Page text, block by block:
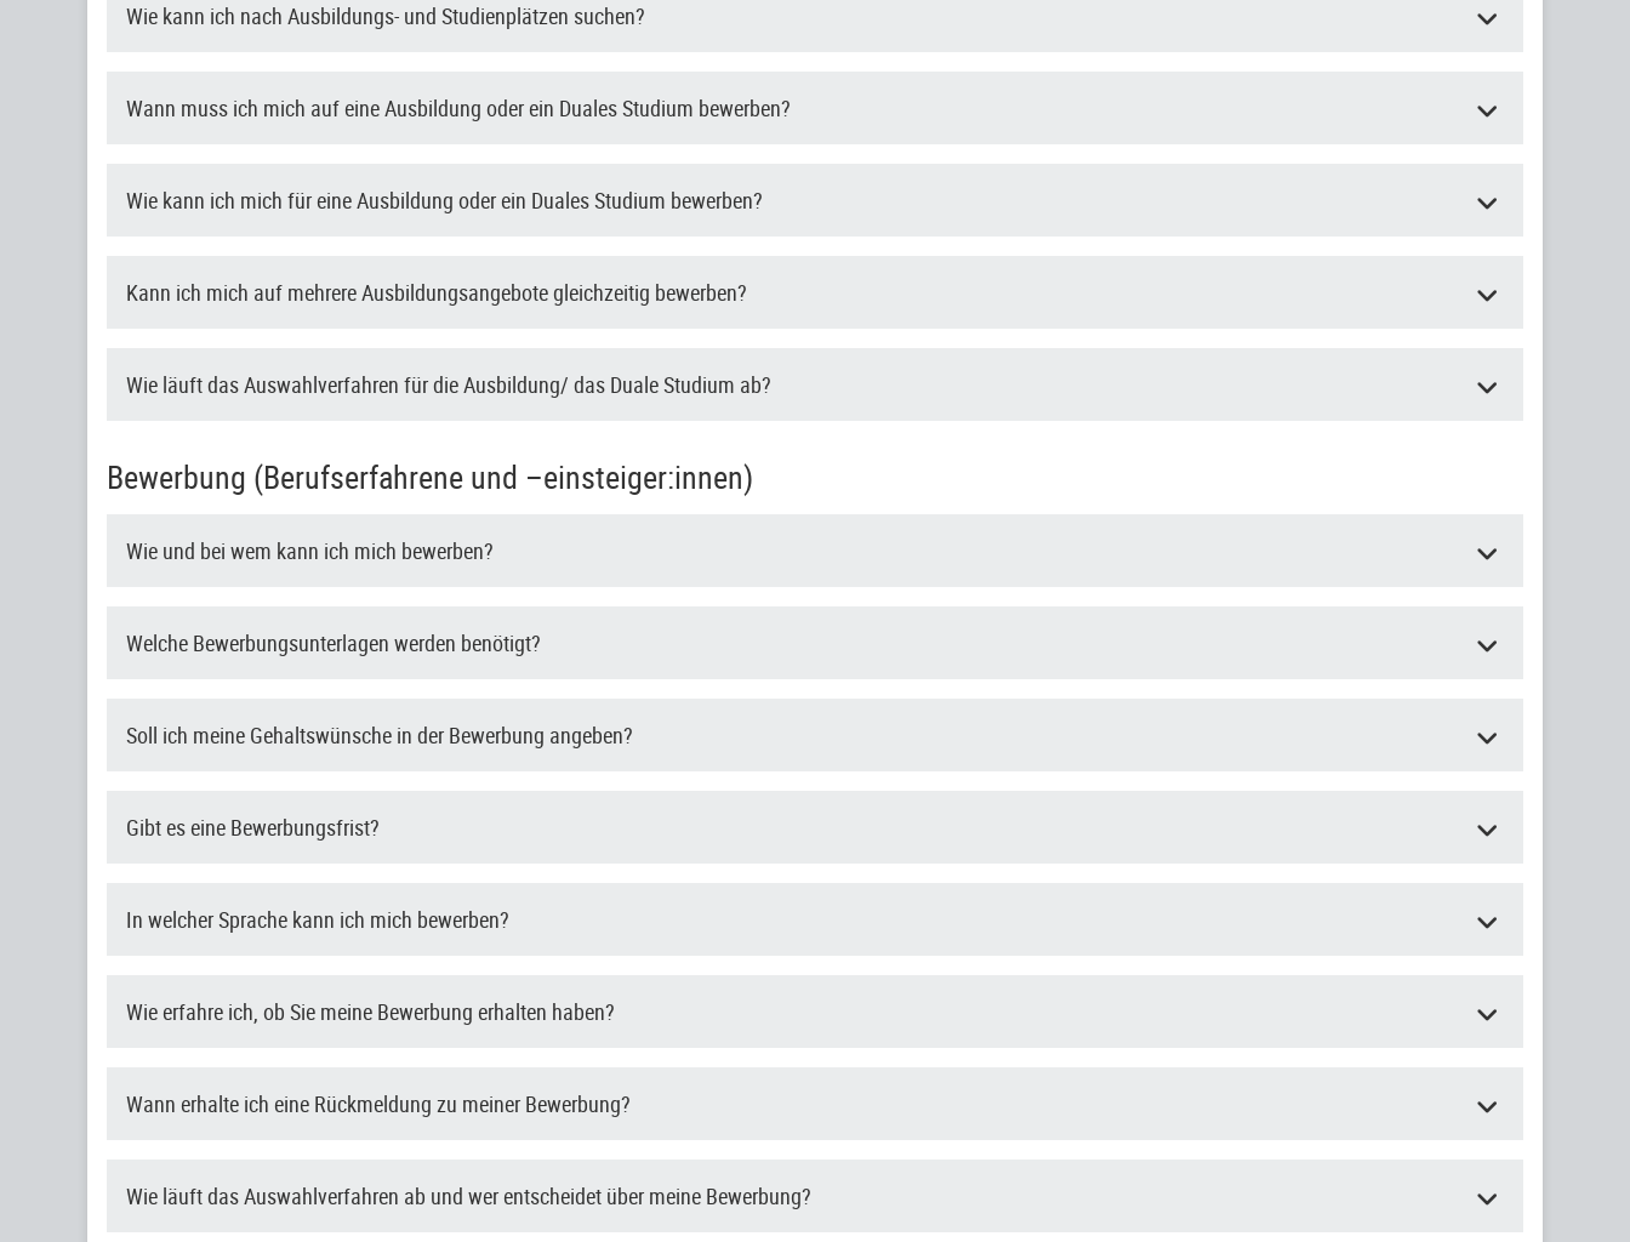
Wie kann ich nach Ausbildungs- und Studienplätzen suchen?
Wann muss ich mich auf eine Ausbildung oder ein Duales Studium bewerben?
Wie kann ich mich für eine Ausbildung oder ein Duales Studium bewerben?
Kann ich mich auf mehrere Ausbildungsangebote gleichzeitig bewerben?
Wie läuft das Auswahlverfahren für die Ausbildung/ das Duale Studium ab?
Bewerbung (Berufserfahrene und –einsteiger:innen)
Wie und bei wem kann ich mich bewerben?
Welche Bewerbungsunterlagen werden benötigt?
Soll ich meine Gehaltswünsche in der Bewerbung angeben?
Gibt es eine Bewerbungsfrist?
In welcher Sprache kann ich mich bewerben?
Wie erfahre ich, ob Sie meine Bewerbung erhalten haben?
Wann erhalte ich eine Rückmeldung zu meiner Bewerbung?
Wie läuft das Auswahlverfahren ab und wer entscheidet über meine Bewerbung?